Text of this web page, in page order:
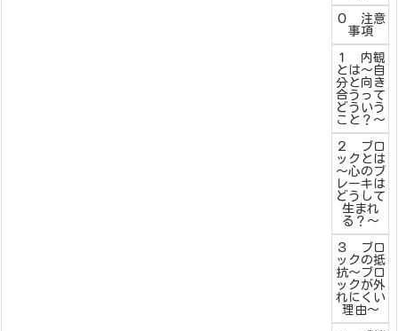
０ 注意
事項
１ 内観
とは～自
分と向き
合うって
どういう
こと？～
２ ブロ
ックとは
～心のブ
レーキは
どうして
生まれ
る？～
３ ブロ
ックの抵
抗～ブロ
ックが外
れにくい
理由～